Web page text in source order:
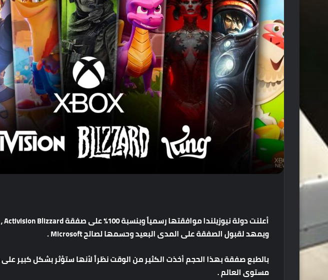
أعلنتدولةنيوزيلنداموافقتهارسمياًوبنسبة علىصفقة ،
ويمهدلقبولالصفقةعلىالمدىالبعيدوحسمهالصالح
بالطبعصفقةبهذاالحجمأخذتالكثيرمنالوقتنظراًلأنهاستؤثربشكلكبيرعلى
مستوىالعالم.